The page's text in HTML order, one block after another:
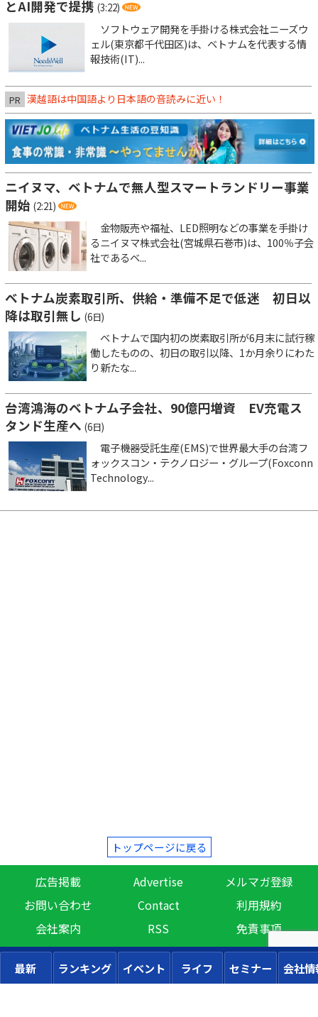
とAI開発で提携 (3:22)
ソフトウェア開発を手掛ける株式会社ニーズウ
ェル(東京都千代田区)は、ベトナムを代表する情
報技術(IT)...
PR 漢越語は中国語より日本語の音読みに近い！
ニイヌマ、ベトナムで無人型スマートランドリー事業
開始 (2:21)
金物販売や福祉、LED照明などの事業を手掛け
るニイヌマ株式会社(宮城県石巻市)は、100％子会
社であるベ...
ベトナム炭素取引所、供給・準備不足で低迷 初日以
降は取引無し (6日)
ベトナムで国内初の炭素取引所が6月末に試行稼
働したものの、初日の取引以降、1か月余りにわた
り新たな...
台湾鴻海のベトナム子会社、90億円増資 EV充電ス
タンド生産へ (6日)
電子機器受託生産(EMS)で世界最大手の台湾フ
ォックスコン・テクノロジー・グループ(Foxconn
Technology...
トップページに戻る
広告掲載 Advertise
メルマガ登録
お問い合わせ
Contact
利用規約
会社案内
RSS 免責事項
最新 ランキング イベント ライフ セミナー 会社